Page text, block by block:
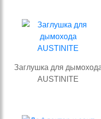
Заглушка для
AUSTINITE